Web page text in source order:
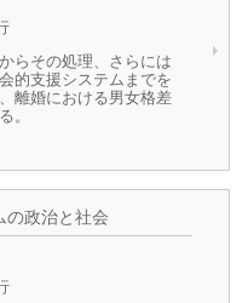
らその処理、さらには
的支援システムまでを
離婚における男女格差
。
の政治と社会